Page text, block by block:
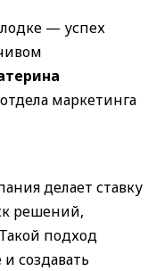
— успех
маркетинга
делает ставку
решений,
подход
создавать